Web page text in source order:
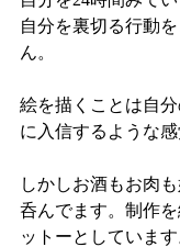
自分を裏切る行動
ん。
絵を描くことは自
に入信するような感
しかしお酒もお肉
呑んでます。制作
ットーとしています